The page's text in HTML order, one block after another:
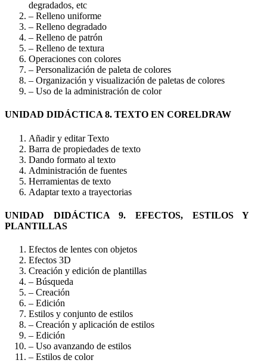
degradados, etc
– Relleno uniforme
– Relleno degradado
– Relleno de patrón
– Relleno de textura
Operaciones con colores
– Personalización de paleta de colores
– Organización y visualización de paletas de colores
– Uso de la administración de color
UNIDAD DIDÁCTICA 8. TEXTO EN CORELDRAW
Añadir y editar Texto
Barra de propiedades de texto
Dando formato al texto
Administración de fuentes
Herramientas de texto
Adaptar texto a trayectorias
UNIDAD DIDÁCTICA 9. EFECTOS, ESTILOS Y
PLANTILLAS
Efectos de lentes con objetos
Efectos 3D
Creación y edición de plantillas
– Búsqueda
– Creación
– Edición
Estilos y conjunto de estilos
– Creación y aplicación de estilos
– Edición
– Uso avanzando de estilos
– Estilos de color